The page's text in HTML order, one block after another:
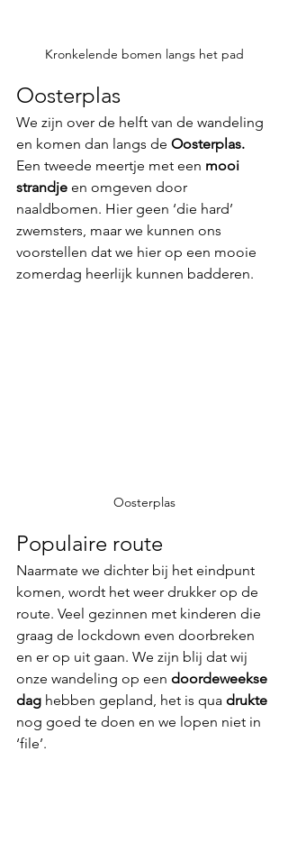
Kronkelende bomen langs het pad
Oosterplas
We zijn over de helft van de wandeling
en komen dan langs de Oosterplas.
Een tweede meertje met een mooi
strandje en omgeven door
naaldbomen. Hier geen ‘die hard’
zwemsters, maar we kunnen ons
voorstellen dat we hier op een mooie
zomerdag heerlijk kunnen badderen.
Oosterplas
Populaire route
Naarmate we dichter bij het eindpunt
komen, wordt het weer drukker op de
route. Veel gezinnen met kinderen die
graag de lockdown even doorbreken
en er op uit gaan. We zijn blij dat wij
onze wandeling op een doordeweekse
dag hebben gepland, het is qua drukte
nog goed te doen en we lopen niet in
‘file’.